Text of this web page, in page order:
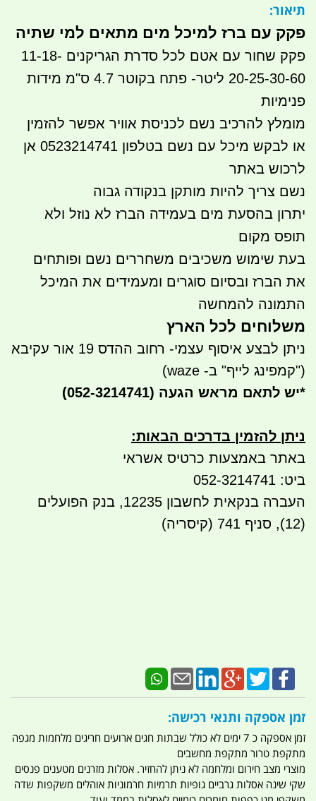
תיאור:
פקק עם ברז למיכל מים מתאים למי שתיה
פקק שחור עם אטם לכל סדרת הגריקנים 11-18-
20-25-30-60 ליטר- פתח בקוטר 4.7 ס"מ מידות
פנימיות
מומלץ להרכיב נשם לכניסת אוויר אפשר להזמין
או לבקש מיכל עם נשם בטלפון 0523214741 אן
לרכוש באתר
נשם צריך להיות מותקן בנקודה גבוה
יתרון בהסעת מים בעמידה הברז לא נוזל ולא
תופס מקום
בעת שימוש משכיבים משחררים נשם ופותחים
את הברז ובסיום סוגרים ומעמידים את המיכל
התמונה להמחשה
משלוחים לכל הארץ
ניתן לבצע איסוף עצמי- רחוב ההדס 19 אור עקיבא
("קמפינג לייף" ב- waze)
*יש לתאם מראש הגעה (052-3214741)
ניתן להזמין בדרכים הבאות:
באתר באמצעות כרטיס אשראי
ביט: 052-3214741
העברה בנקאית לחשבון 12235, בנק הפועלים
(12), סניף 741 (קיסריה)
זמן אספקה ותנאי רכישה:
זמן אספקה כ 7 ימים לא כולל שבתות חגים ארועים חריגים מלחמות מגפה
מתקפת טרור מתקפת מחשבים
מוצרי מצב חירום ומלחמה לא ניתן להחזיר. אסלות מזרנים מטענים פנסים
שקי שינה אסלות גרביים גופיות תרמיות חרמוניות אוהלים משקפות שדה